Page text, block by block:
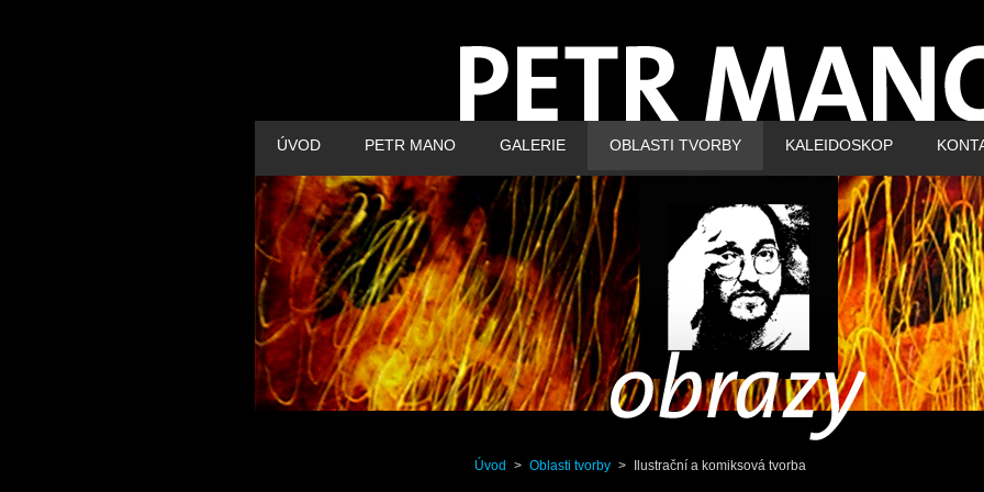
Úvod > Oblasti tvorby > Ilustrační a komiksová tvorba
ÚVOD PETR MANO GALERIE OBLASTI TVORBY KALEIDOSKOP